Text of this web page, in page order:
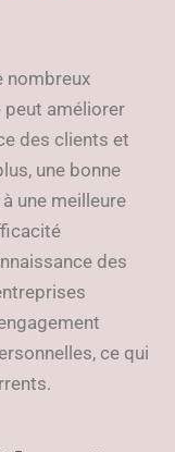
nombreux
peut améliorer
des clients et
une bonne
une meilleure
des
ce qui